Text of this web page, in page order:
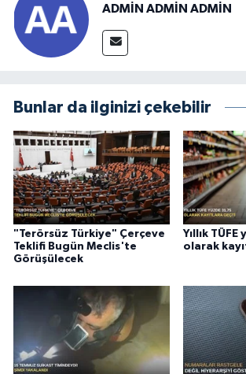
ADMİN ADMİN ADMİN
Bunlar da ilginizi çekebilir
"Terörsüz Türkiye" Çerçeve
Teklifi Bugün Meclis'te
Görüşülecek
Yıllık
olarak